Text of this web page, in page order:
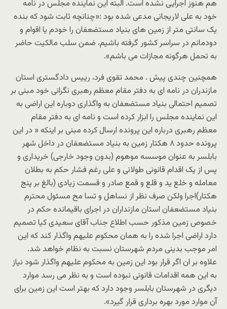
هم هنوز اجرایی نشده است. البته این نماینده مجلس در نامه
خود به علی لاریجانی مدعی شده بود :«چنانچه ثابت شود که بنده
یک سانتی متر از زمین های بنیاد مستضعفان را خودم یا اقوام و
دودمانم در سراسر کشور گرفته باشیم، ضمن سلب مالکیت حاضر
به تحمل هرگونه مجازات می باشم».
همچنین چندی پیش . محمد تقوی فرد، رییس دادگستری استان
مازندران در نامه ای به دفتر مقام معظم رهبری نگرانی خود مبنی بر
تصمیم احتمالی بنیاد مستضعفان به واگذاری دوباره این اراضی به
این نماینده مجلس را ابزار کرده است و نامه ای به دفتر مقام
معظم رهبری درباره این پرونده ارسال کرده مبنی بر اینکه « در این
پرونده حدود ۸ هکتار زمین به بنیاد مستضعفان در داخل شهر
بابلسر به عنوان موسسه موهوم (بدون وجود خارجی) خریداری و
پس از یک اقدام قانونی طولانی و علی رغم فشار حکم به بطلان
معامله و خلع ید و قلع و قمع صادر و قسمت زیادی (بالغ بر پنج
هکتار)اجرا ولکن صرف نظر از نساهل و تسا مح مسئول محترم
بنیاد مستضعفان استان مازنداران در اجرای باقیمانده حکم در
خصوص زمین مذکور حسب اطلاع جناب آقای سعیدی کیا تصمیم
دارد اراضی اجرا شده را به همان محکوم علیهم واگذار کند که این
امر موجب بدینی مردم شهرستان نسبت به نظام خواهد شد.
علاوه بر ان اگر قرار بود این زمین به محکوم علیهم واگذار شود نیاز
به این همه اقدامات قانونی نبوده است و به نظر می رسد موارد
دیگری در شهرستان بابلسر وجود دارد که بهتر است این زمین برای
آن موارد مورد بهره برداری قرار گیرد».